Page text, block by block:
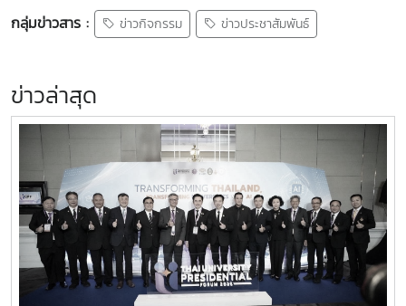
กลุ่มข่าวสาร : ข่าวกิจกรรม ข่าวประชาสัมพันธ์
ข่าวล่าสุด